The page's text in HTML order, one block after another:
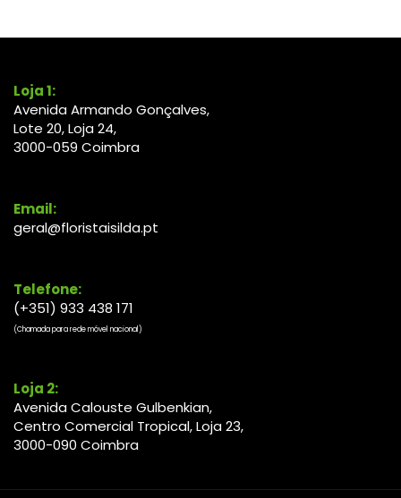
Loja 1:
Avenida Armando Gonçalves,
Lote 20, Loja 24,
3000-059 Coimbra
Email:
geral@floristaisilda.pt
Telefone:
(+351) 933 438 171
(Chamada para rede móvel nacional)
Loja 2:
Avenida Calouste Gulbenkian,
Centro Comercial Tropical, Loja 23,
3000-090 Coimbra